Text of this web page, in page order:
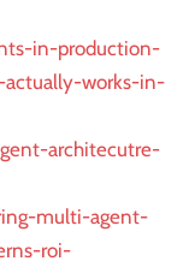
in-production-
works-in-
architecutre-
multi-agent-
roi-